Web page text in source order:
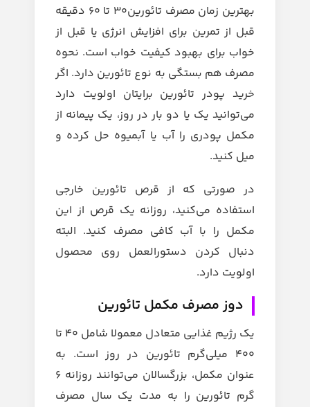
بهترین زمان مصرف تائورین30 تا 60 دقیقه
قبل از تمرین برای افزایش انرژی یا قبل از
خواب برای بهبود کیفیت خواب است. نحوه
مصرف هم بستگی به نوع تائورین دارد. اگر
خرید پودر تائورین برایتان اولویت دارد
می‌توانید یک یا دو بار در روز، یک پیمانه از
مکمل پودری را آب یا آبمیوه حل کرده و
میل کنید.
در صورتی که از قرص تائورین خارجی
استفاده می‌کنید، روزانه یک‌ قرص از این
مکمل را با آب کافی مصرف کنید. البته
دنبال کردن دستورالعمل روی محصول
اولویت دارد.
دوز مصرف مکمل تائورین
یک رژیم غذایی متعادل معمولا شامل 40 تا
400 میلی‌گرم تائورین در روز است. به
عنوان مکمل، بزرگسالان می‌توانند روزانه 6
گرم تائورین را به مدت یک ‌سال مصرف